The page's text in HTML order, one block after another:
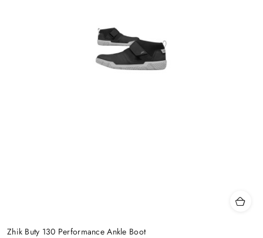
Zhik Buty 130 Performance Ankle Boot